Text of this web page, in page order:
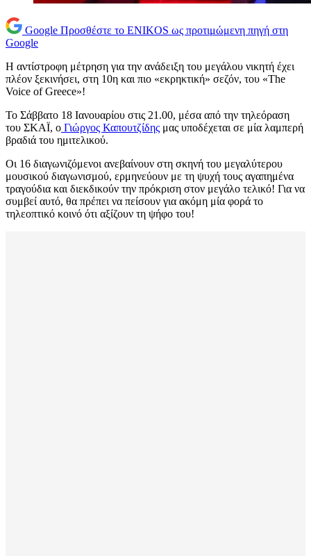
Google Προσθέστε το ENIKOS ως προτιμώμενη πηγή στη
Google
Η αντίστροφη μέτρηση για την ανάδειξη του μεγάλου νικητή έχει
πλέον ξεκινήσει, στη 10η και πιο «εκρηκτική» σεζόν, του «The
Voice of Greece»!
Το Σάββατο 18 Ιανουαρίου στις 21.00, μέσα από την τηλεόραση
του ΣΚΑΪ, ο Γιώργος Καπουτζίδης μας υποδέχεται σε μία λαμπερή
βραδιά του ημιτελικού.
Οι 16 διαγωνιζόμενοι ανεβαίνουν στη σκηνή του μεγαλύτερου
μουσικού διαγωνισμού, ερμηνεύουν με τη ψυχή τους αγαπημένα
τραγούδια και διεκδικούν την πρόκριση στον μεγάλο τελικό! Για να
συμβεί αυτό, θα πρέπει να πείσουν για ακόμη μία φορά το
τηλεοπτικό κοινό ότι αξίζουν τη ψήφο του!